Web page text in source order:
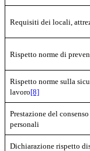
Requisiti dei locali,
Rispetto norme di
Rispetto norme sulla
lavoro[8]
Prestazione del
personali
Dichiarazionerispetto